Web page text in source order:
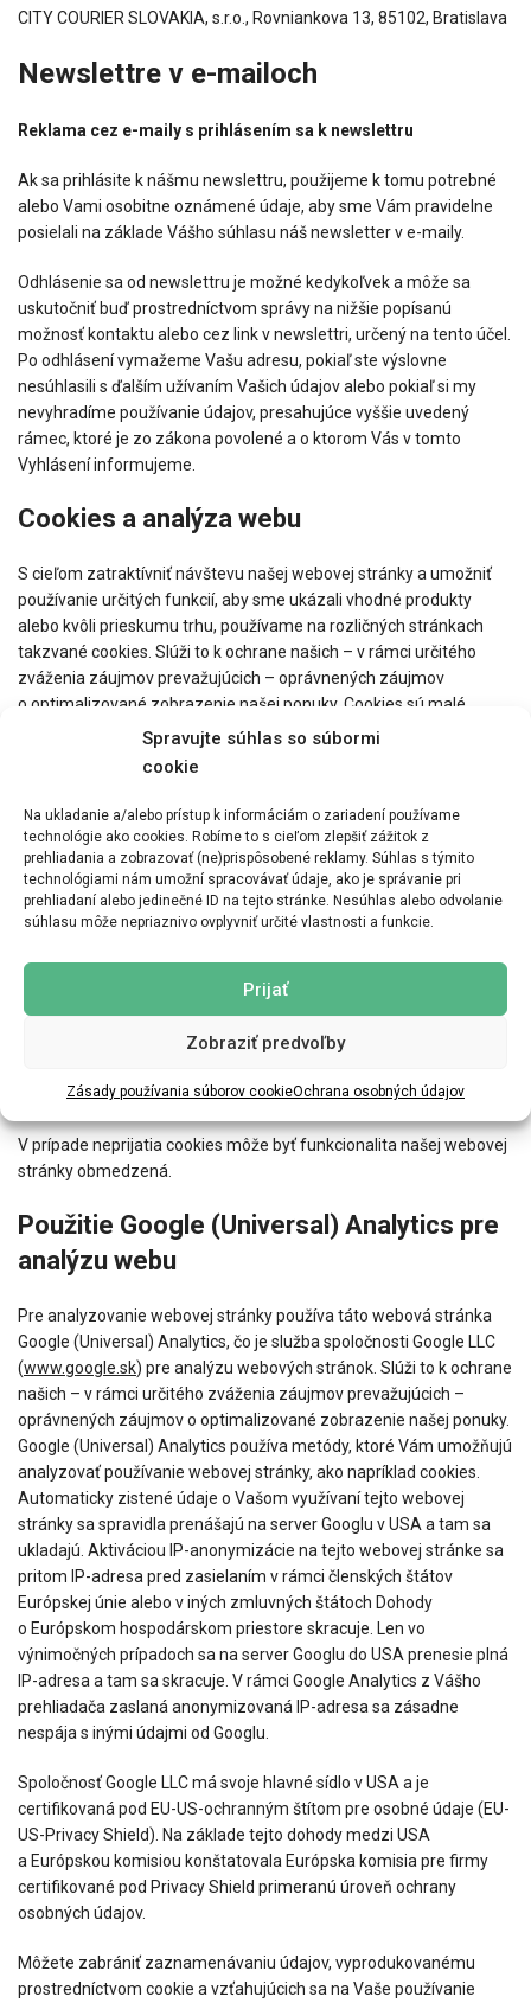
Spravujte súhlas so súbormi
cookie
Na ukladanie a/alebo prístup k informáciám o zariadení používame
technológie ako cookies. Robíme to s cieľom zlepšiť zážitok z
prehliadania a zobrazovať (ne)prispôsobené reklamy. Súhlas s týmito
technológiami nám umožní spracovávať údaje, ako je správanie pri
prehliadaní alebo jedinečné ID na tejto stránke. Nesúhlas alebo odvolanie
súhlasu môže nepriaznivo ovplyvniť určité vlastnosti a funkcie.
Prijať
Zobraziť predvoľby
Zásady používania súborov cookieOchrana osobných údajov
CITY COURIER SLOVAKIA, s.r.o., Rovniankova 13, 85102, Bratislava
Newslettre v e-mailoch
Reklama cez e-maily s prihlásením sa k newslettru
Ak sa prihlásite k nášmu newslettru, použijeme k tomu potrebné
alebo Vami osobitne oznámené údaje, aby sme Vám pravidelne
posielali na základe Vášho súhlasu náš newsletter v e-maily.
Odhlásenie sa od newslettru je možné kedykoľvek a môže sa
uskutočniť buď prostredníctvom správy na nižšie popísanú
možnosť kontaktu alebo cez link v newslettri, určený na tento účel.
Po odhlásení vymažeme Vašu adresu, pokiaľ ste výslovne
nesúhlasili s ďalším užívaním Vašich údajov alebo pokiaľ si my
nevyhradíme používanie údajov, presahujúce vyššie uvedený
rámec, ktoré je zo zákona povolené a o ktorom Vás v tomto
Vyhlásení informujeme.
Cookies a analýza webu
S cieľom zatraktívniť návštevu našej webovej stránky a umožniť
používanie určitých funkcií, aby sme ukázali vhodné produkty
alebo kvôli prieskumu trhu, používame na rozličných stránkach
takzvané cookies. Slúži to k ochrane našich – v rámci určitého
zváženia záujmov prevažujúcich – oprávnených záujmov
o optimalizované zobrazenie našej ponuky. Cookies sú malé
textové súbory, ktoré sa automaticky ukladajú do Vášho
koncového prístroja. Niektoré z nami používaných cookies sa
prehliadača (browseru), vymažú (tzv. session-cookies). Iné cookies
ostávajú vo Vašom koncovom prístroji a umožňujú nám pri ďalšej
návšteve znovu rozpoznať Váš prehliadač (perzistentné,
pretrvávajúce cookies). Doba trvania uloženia je uvedená
v prehľade v nastaveniach pre cookies Vášho webového
o nasadení cookies informovaný a jednotlivo rozhodnete o ich
prijatí alebo prijatie cookies pre určité prípady alebo generálne
vylúčite. Každý prehliadač sa odlišuje v spôsobe, akým spravuje
nastavenia pre cookies. Tento spôsob je popísaný v sekcii pomoc
môžete meniť Vaše nastavenia pre cookies.
V prípade neprijatia cookies môže byť funkcionalita našej webovej
stránky obmedzená.
Použitie Google (Universal) Analytics pre
analýzu webu
Pre analyzovanie webovej stránky používa táto webová stránka
Google (Universal) Analytics, čo je služba spoločnosti Google LLC
(www.google.sk) pre analýzu webových stránok. Slúži to k ochrane
našich – v rámci určitého zváženia záujmov prevažujúcich –
oprávnených záujmov o optimalizované zobrazenie našej ponuky.
Google (Universal) Analytics používa metódy, ktoré Vám umožňujú
analyzovať používanie webovej stránky, ako napríklad cookies.
Automaticky zistené údaje o Vašom využívaní tejto webovej
stránky sa spravidla prenášajú na server Googlu v USA a tam sa
ukladajú. Aktiváciou IP-anonymizácie na tejto webovej stránke sa
pritom IP-adresa pred zasielaním v rámci členských štátov
Európskej únie alebo v iných zmluvných štátoch Dohody
o Európskom hospodárskom priestore skracuje. Len vo
výnimočných prípadoch sa na server Googlu do USA prenesie plná
IP-adresa a tam sa skracuje. V rámci Google Analytics z Vášho
prehliadača zaslaná anonymizovaná IP-adresa sa zásadne
nespája s inými údajmi od Googlu.
Spoločnosť Google LLC má svoje hlavné sídlo v USA a je
certifikovaná pod EU-US-ochranným štítom pre osobné údaje (EU-
US-Privacy Shield). Na základe tejto dohody medzi USA
a Európskou komisiou konštatovala Európska komisia pre firmy
certifikované pod Privacy Shield primeranú úroveň ochrany
osobných údajov.
Môžete zabrániť zaznamenávaniu údajov, vyprodukovanému
prostredníctvom cookie a vzťahujúcich sa na Vaše používanie